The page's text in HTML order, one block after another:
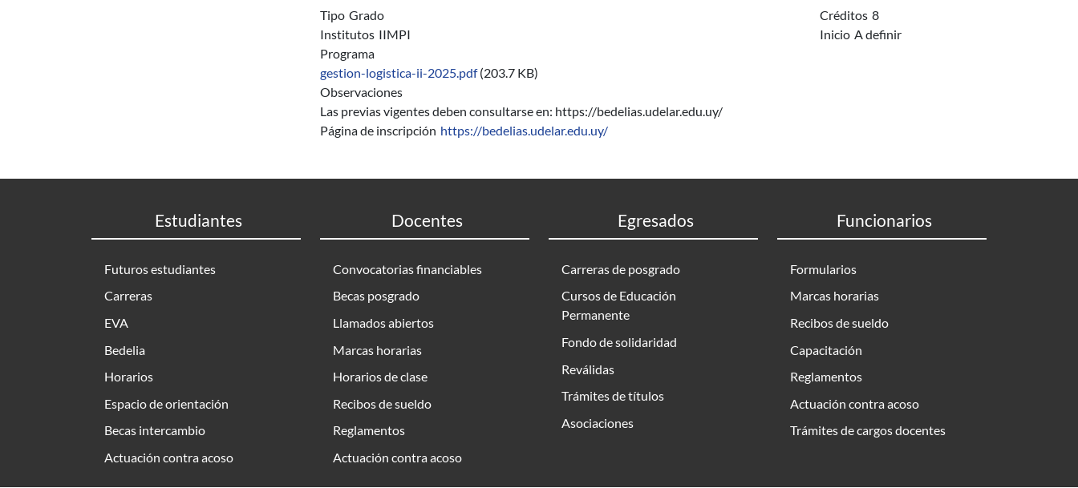
Tipo Grado
Institutos IIMPI
Programa
gestion-logistica-ii-2025.pdf (203.7 KB)
Créditos 8
Inicio A definir
Observaciones
Las previas vigentes deben consultarse en: https://bedelias.udelar.edu.uy/
Página de inscripción https://bedelias.udelar.edu.uy/
Estudiantes
Futuros estudiantes
Carreras
EVA
Bedelia
Horarios
Espacio de orientación
Becas intercambio
Actuación contra acoso
Docentes
Convocatorias financiables
Becas posgrado
Llamados abiertos
Marcas horarias
Horarios de clase
Recibos de sueldo
Reglamentos
Actuación contra acoso
Egresados
Carreras de posgrado
Cursos de Educación
Permanente
Fondo de solidaridad
Reválidas
Trámites de títulos
Asociaciones
Funcionarios
Formularios
Marcas horarias
Recibos de sueldo
Capacitación
Reglamentos
Actuación contra acoso
Trámites de cargos docentes